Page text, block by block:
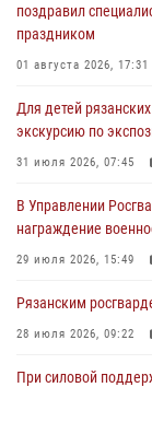
поздравил
праздником
01 августа 2026, 17:31
Для детей
экскурсию по
31 июля 2026, 07:45
В Управлении
награждение
29 июля 2026, 15:49
Рязанским
28 июля 2026, 09:22
При силовой